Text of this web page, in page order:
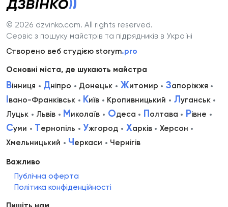
© 2026 dzvinko.com. All rights reserved.
Сервіс з пошуку майстрів та підрядників в Україні
Створено веб студією storym.pro
Основні міста, де шукають майстра
Вінниця Дніпро Донецьк Житомир Запоріжжя
Івано-Франківськ Київ Кропивницький Луганськ
Луцьк
Львів Миколаїв Одеса Полтава Рівне
Суми Тернопіль Ужгород Харків
Херсон
Хмельницький
Черкаси Чернігів
Важливо
Публічна оферта
Політика конфіденційності